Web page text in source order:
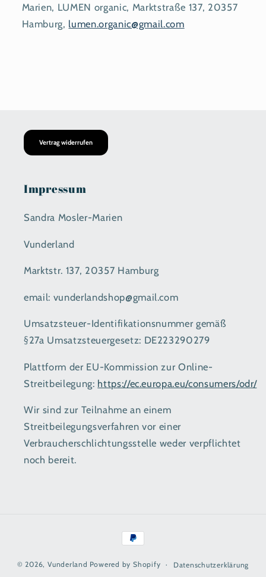
Marien, LUMEN organic, Marktstraße 137, 20357
Hamburg, lumen.organic@gmail.com
Vertrag widerrufen
Impressum
Sandra Mosler-Marien
Vunderland
Marktstr. 137, 20357 Hamburg
email: vunderlandshop@gmail.com
Umsatzsteuer-Identifikationsnummer gemäß
§27a Umsatzsteuergesetz: DE223290279
Plattform der EU-Kommission zur Online-
Streitbeilegung: https://ec.europa.eu/consumers/odr/
Wir sind zur Teilnahme an einem
Streitbeilegungsverfahren vor einer
Verbraucherschlichtungsstelle weder verpflichtet
noch bereit.
Zahlungsmethoden
© 2026,Vunderland Powered by Shopify Datenschutzerklärung